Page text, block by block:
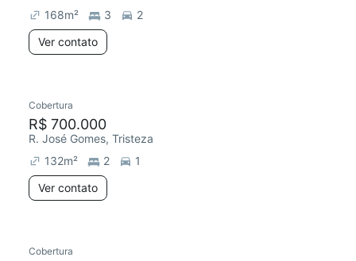
168m² 3
2
Ver contato
Redecorar
Cobertura
R$ 700.000
R. José Gomes, Tristeza
132m² 2
1
Ver contato
Cobertura